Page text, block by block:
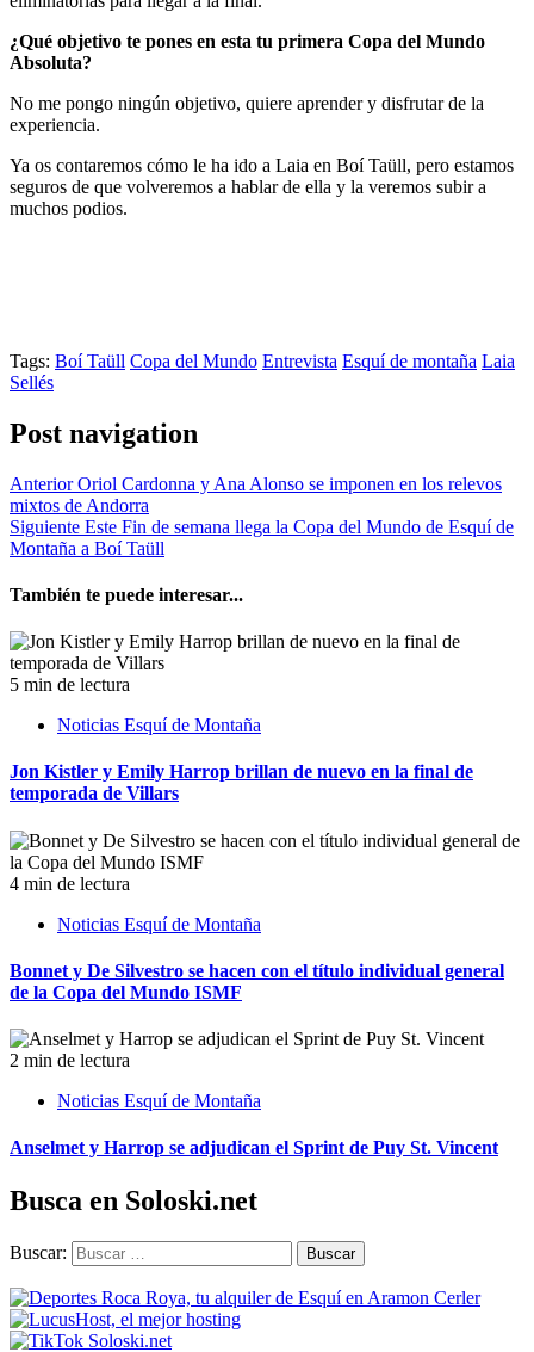
¿Qué objetivo te pones en esta tu primera Copa del Mundo
Absoluta?
No me pongo ningún objetivo, quiere aprender y disfrutar de la
experiencia.
Ya os contaremos cómo le ha ido a Laia en Boí Taüll, pero estamos
seguros de que volveremos a hablar de ella y la veremos subir a
muchos podios.
Tags: Boí Taüll Copa del Mundo Entrevista Esquí de montaña Laia
Sellés
Post navigation
AnteriorOriol Cardonna y Ana Alonso se imponen en los relevos
mixtos de Andorra
Siguiente Este Fin de semana llega la Copa del Mundo de Esquí de
Montaña a Boí Taüll
También te puede interesar...
5 min de lectura
Noticias Esquí de Montaña
Jon Kistler y Emily Harrop brillan de nuevo en la final de
temporada de Villars
4 min de lectura
Noticias Esquí de Montaña
Bonnet y De Silvestro se hacen con el título individual general
de la Copa del Mundo ISMF
2 min de lectura
Noticias Esquí de Montaña
Anselmet y Harrop se adjudican el Sprint de Puy St. Vincent
Busca en Soloski.net
Buscar: